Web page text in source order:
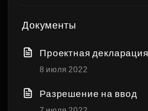
Документы
Проектная декларация
8 июля 2022
Разрешение на ввод